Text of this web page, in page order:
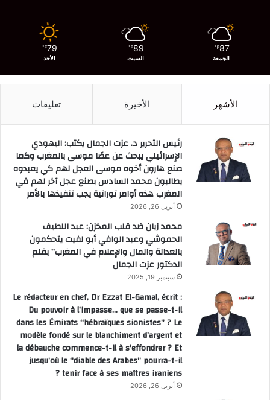
87
℉
الجمعة
89
℉
السبت
79
℉
الأحد
الأشهر الأخيرة تعليقات
رئيس التحرير د. عزت الجمال يكتب: اليهودي
الإسرائيلي يبحث عن عصًا موسى بالمغرب وكما
صنع هارون أخوه موسى العجل لهم كي يعبدوه
يطالبون محمد السادس بصنع عجل آخر لهم في
المغرب هذه أوامر توراتية يجب تنفيذها بالأمر
أبريل 26, 2026
محمد زيان ضد قلب المخزن: عبد اللطيف
الحموشي وعبد الوافي أبو لفيت يتحكمون
بالعدالة والمال والإعلام في المغرب” بقلم
الدكتور عزت الجمال
سبتمبر 19, 2025
Le rédacteur en chef, Dr Ezzat El-Gamal, écrit :
Du pouvoir à l’impasse… que se passe-t-il
dans les Émirats “hébraïques sionistes” ? Le
modèle fondé sur le blanchiment d’argent et
la débauche commence-t-il à s’effondrer ? Et
jusqu’où le “diable des Arabes” pourra-t-il
tenir face à ses maîtres iraniens ?
أبريل 26, 2026